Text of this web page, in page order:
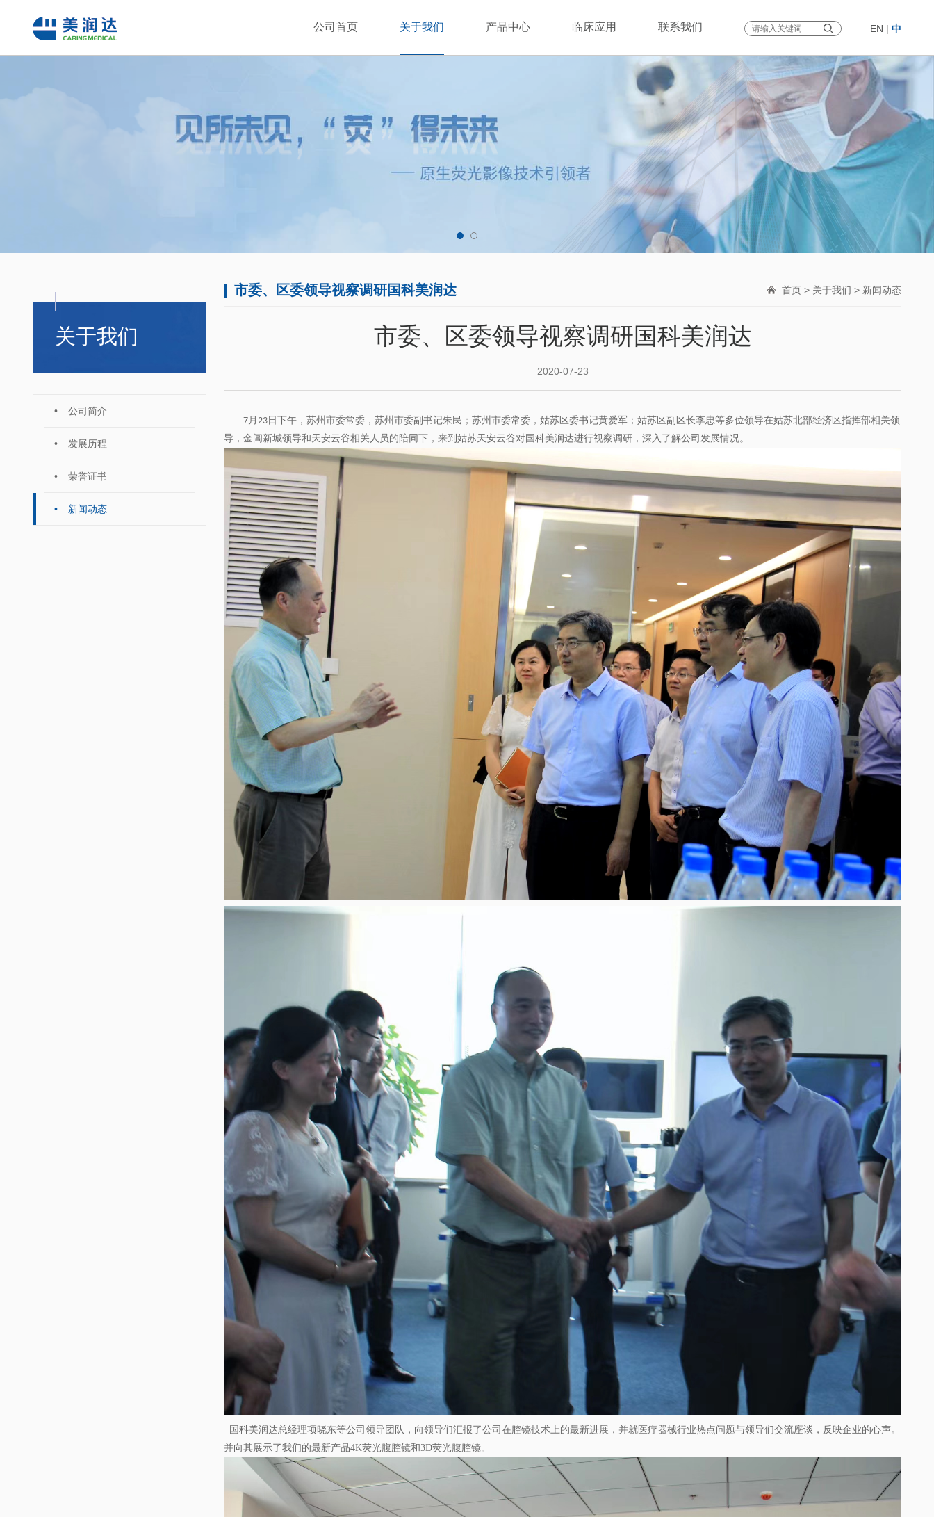
公司首页 关于我们 产品中心 临床应用 联系我们 EN | 中
关于我们
• 公司简介
• 发展历程
• 荣誉证书
• 新闻动态
市委、区委领导视察调研国科美润达 首页 > 关于我们 > 新闻动态
市委、区委领导视察调研国科美润达
2020-07-23
7月23日下午，苏州市委常委，苏州市委副书记朱民；苏州市委常委，姑苏区委书记黄爱军；姑苏区副区长李忠等多位领导在姑苏北部经济区指挥部相关领
导，金阊新城领导和天安云谷相关人员的陪同下，来到姑苏天安云谷对国科美润达进行视察调研，深入了解公司发展情况。
国科美润达总经理项晓东等公司领导团队，向领导们汇报了公司在腔镜技术上的最新进展，并就医疗器械行业热点问题与领导们交流座谈，反映企业的心声。
并向其展示了我们的最新产品4K荧光腹腔镜和3D荧光腹腔镜。